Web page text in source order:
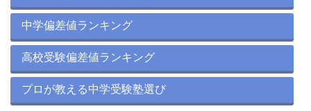
中学偏差値ランキング
高校受験偏差値ランキング
プロが教える中学受験塾選び